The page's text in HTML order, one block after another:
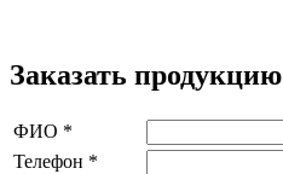
Заказать продукцию
ФИО *
Телефон *